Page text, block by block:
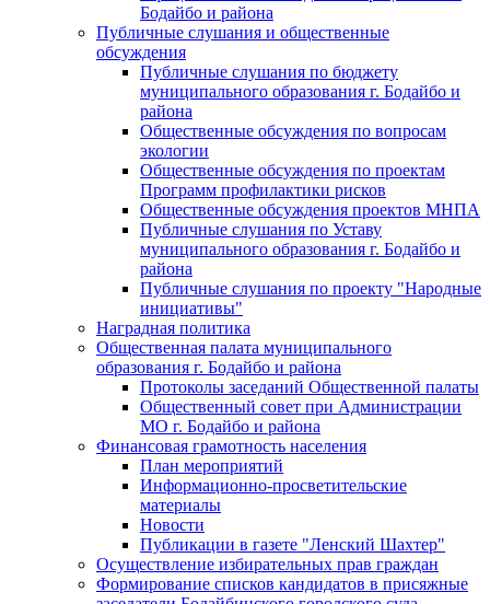
Бодайбо и района
Публичные слушания и общественные
обсуждения
Публичные слушания по бюджету
муниципального образования г. Бодайбо и
района
Общественные обсуждения по вопросам
экологии
Общественные обсуждения по проектам
Программ профилактики рисков
Общественные обсуждения проектов МНПА
Публичные слушания по Уставу
муниципального образования г. Бодайбо и
района
Публичные слушания по проекту "Народные
инициативы"
Наградная политика
Общественная палата муниципального
образования г. Бодайбо и района
Протоколы заседаний Общественной палаты
Общественный совет при Администрации
МО г. Бодайбо и района
Финансовая грамотность населения
План мероприятий
Информационно-просветительские
материалы
Новости
Публикации в газете "Ленский Шахтер"
Осуществление избирательных прав граждан
Формирование списков кандидатов в присяжные